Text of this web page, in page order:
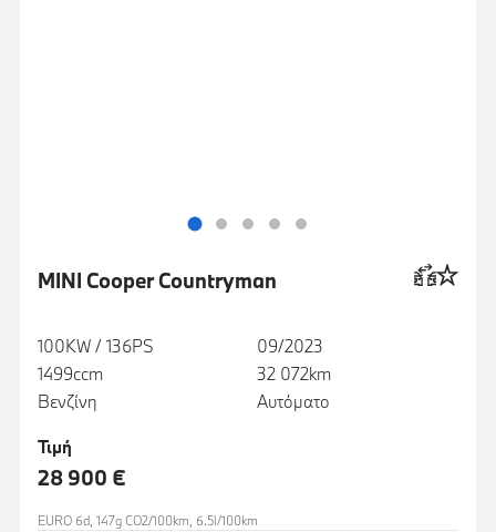
MINI Cooper Countryman
100KW / 136PS
1499ccm
Βενζίνη
09/2023
32 072km
Αυτόματο
Τιμή
28 900 €
EURO 6d, 147g CO2/100km, 6.5l/100km